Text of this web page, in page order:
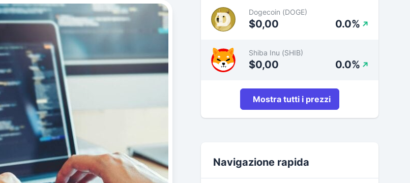
Dogecoin (DOGE)
$0,00 0.0%
Shiba Inu (SHIB)
$0,00 0.0%
Mostra tutti i prezzi
Navigazione rapida